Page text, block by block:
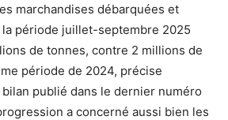
marchandises débarquées et
période juillet-septembre 2025
de tonnes, contre 2 millions de
période de 2024, précise
bilan publié dans le dernier numéro
a concerné aussi bien les